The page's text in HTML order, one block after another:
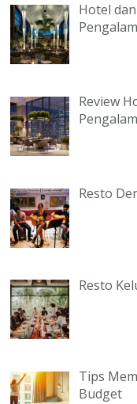
Hotel
Review
Resto
Resto
Tips
Budget